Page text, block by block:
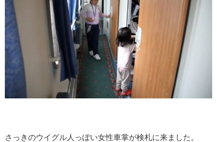
さっきのウイグル人っぽい女性車掌が検札に来ました。